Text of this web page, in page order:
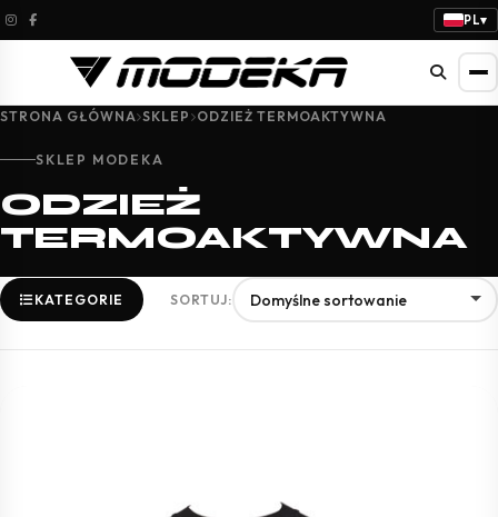
PL▾
STRONA GŁÓWNA SKLEP ODZIEŻ TERMOAKTYWNA
SKLEP MODEKA
ODZIEŻ
TERMOAKTYWNA
KATEGORIE SORTUJ: